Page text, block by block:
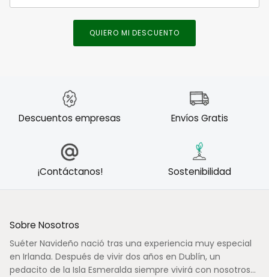
QUIERO MI DESCUENTO
Descuentos empresas Envíos Gratis
¡Contáctanos! Sostenibilidad
Sobre Nosotros
Suéter Navideño nació tras una experiencia muy especial
en Irlanda. Después de vivir dos años en Dublín, un
pedacito de la Isla Esmeralda siempre vivirá con nosotros...